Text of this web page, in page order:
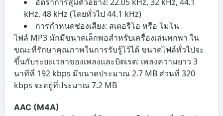
kHz, 48 kHz (โดยทั่วไป 44.1 kHz)
การกำหนดช่องเสียง: สเตอริโอ หรือ โมโน
ไฟล์ MP3 มักมีขนาดเล็กพอสำหรับเครื่องเล่นพกพา ใน
ขณะที่รักษาคุณภาพในการรับรู้ไว้ได้ ขนาดไฟล์ทั่วไปจะ
ขึ้นกับระยะเวลาของเพลงและบิตเรต: เพลงความยาว 3
นาทีที่ 192 kbps มีขนาดประมาณ 2.7 MB ส่วนที่ 320
kbps จะอยู่ที่ประมาณ 7.2 MB
AAC (M4A)